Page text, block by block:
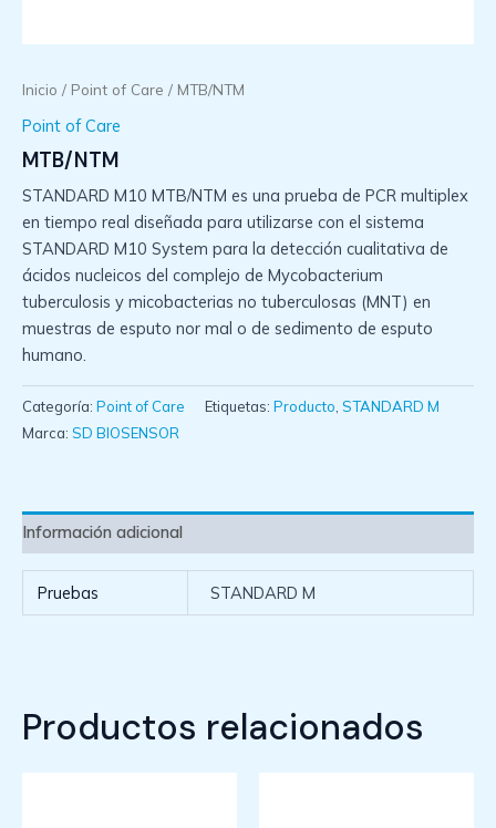
Inicio / Point of Care / MTB/NTM
Point of Care
MTB/NTM
STANDARD M10 MTB/NTM es una prueba de PCR multiplex
en tiempo real diseñada para utilizarse con el sistema
STANDARD M10 System para la detección cualitativa de
ácidos nucleicos del complejo de Mycobacterium
tuberculosis y micobacterias no tuberculosas (MNT) en
muestras de esputo nor mal o de sedimento de esputo
humano.
Categoría: Point of Care Etiquetas: Producto, STANDARD M
Marca: SD BIOSENSOR
Información adicional
Pruebas STANDARD M
Productos relacionados